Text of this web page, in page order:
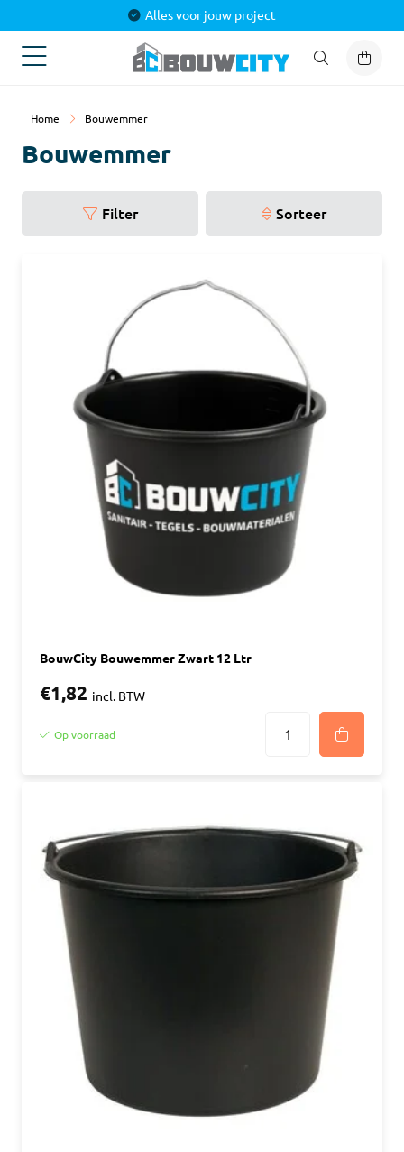
Alles voor jouw project
Home Bouwemmer
Bouwemmer
Filter Sorteer
BouwCity Bouwemmer Zwart 12 Ltr
€1,82 incl. BTW
Op voorraad